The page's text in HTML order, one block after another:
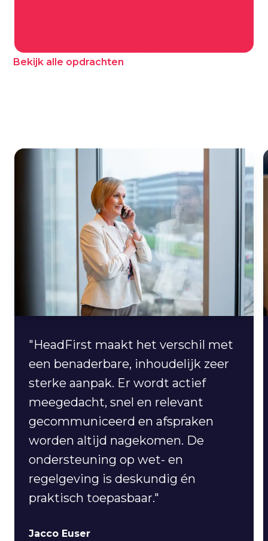
Bekijk alle opdrachten
"HeadFirst maakt het verschil met
een benaderbare, inhoudelijk zeer
sterke aanpak. Er wordt actief
meegedacht, snel en relevant
gecommuniceerd en afspraken
worden altijd nagekomen. De
ondersteuning op wet- en
regelgeving is deskundig én
praktisch toepasbaar."
Jacco Euser